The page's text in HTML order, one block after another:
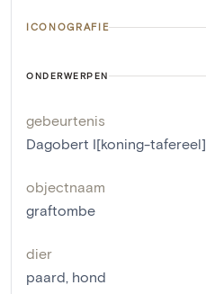
ICONOGRAFIE
ONDERWERPEN
gebeurtenis
Dagobert I[koning-tafereel]
objectnaam
graftombe
dier
paard, hond